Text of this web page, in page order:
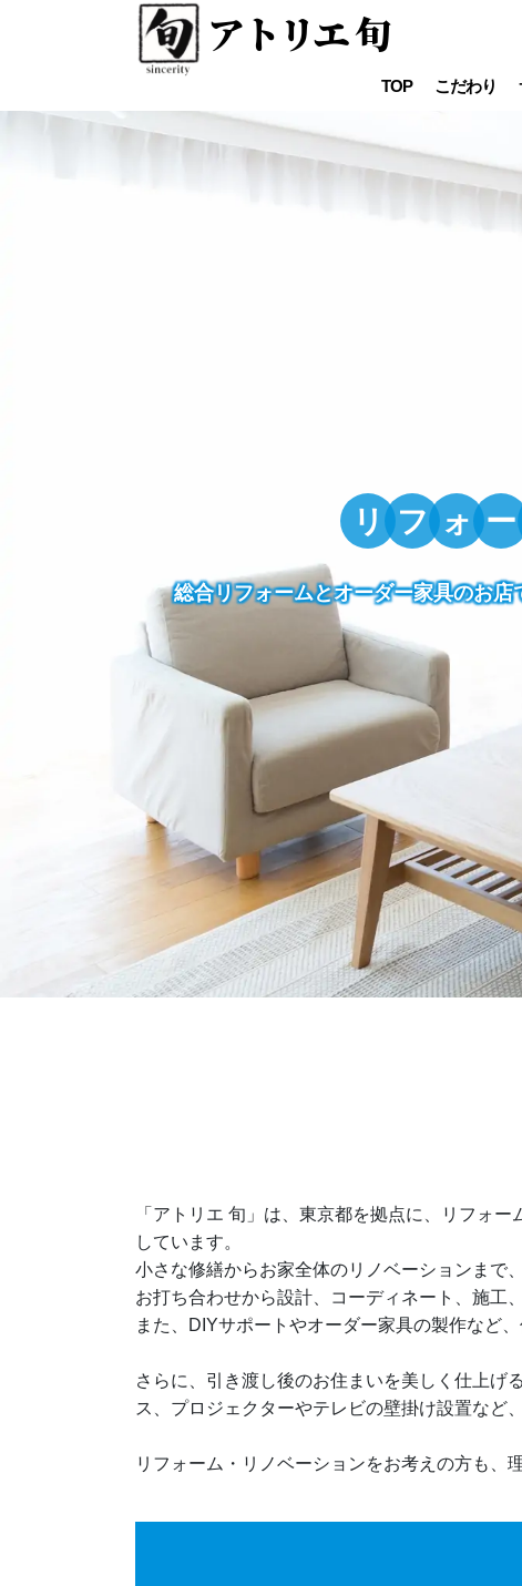
アトリエ 旬
TOP こだわり
リ フ ォ ー
総合リフォームとオーダー家具のお店
「アトリエ 旬」は、東京都を拠点に、リフォ
しています。
小さな修繕からお家全体のリノベーションまで
お打ち合わせから設計、コーディネート、施工
また、DIYサポートやオーダー家具の製作など
さらに、引き渡し後のお住まいを美しく仕上げ
ス、プロジェクターやテレビの壁掛け設置など
リフォーム・リノベーションをお考えの方も、